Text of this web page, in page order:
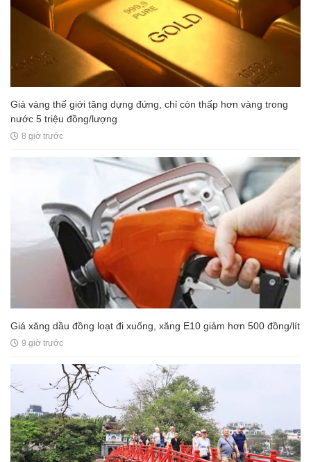
Giá vàng thế giới tăng dựng đứng, chỉ còn thấp hơn vàng trong
nước 5 triệu đồng/lượng
8 giờ trước
Giá xăng dầu đồng loạt đi xuống, xăng E10 giảm hơn 500 đồng/lít
9 giờ trước